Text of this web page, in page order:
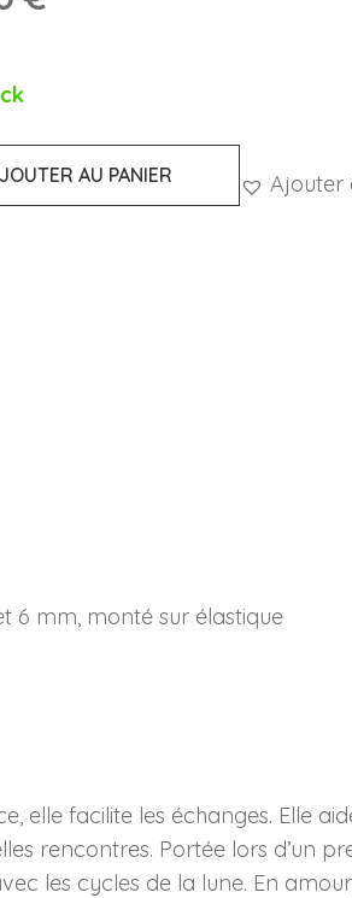
AU PANIER Ajouter
6 mm, monté sur élastique
elle facilite les échanges. Elle
rencontres. Portée lors d’un
les cycles de la lune. En